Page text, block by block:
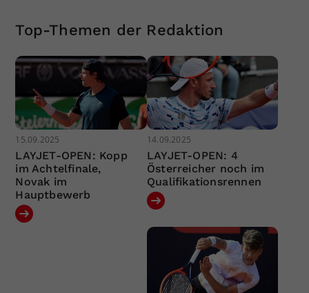
Top-Themen der Redaktion
15.09.2025
LAYJET-OPEN: Kopp
im Achtelfinale,
Novak im
Hauptbewerb
14.09.2025
LAYJET-OPEN: 4
Österreicher noch im
Qualifikationsrennen